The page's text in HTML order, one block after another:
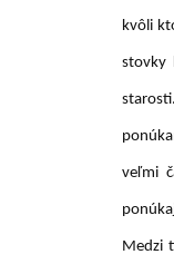
kvôli
stovky
veľmi
Medzi